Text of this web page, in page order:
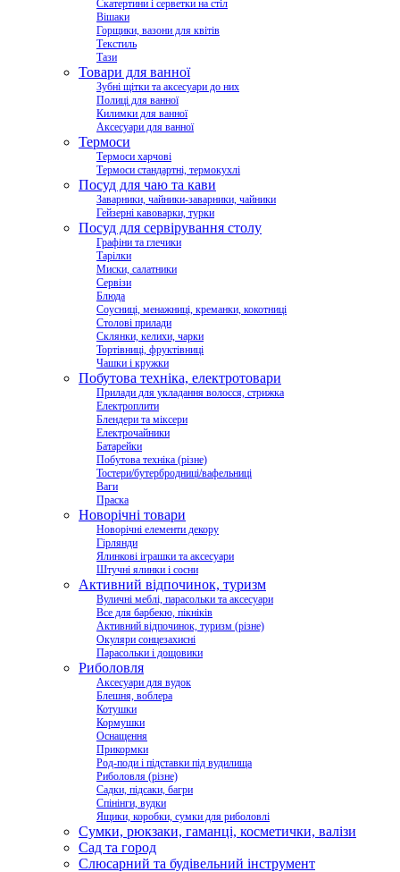
Скатертини і серветки на стіл
Вішаки
Горщики, вазони для квітів
Текстиль
Тази
Товари для ванної
Зубні щітки та аксесуари до них
Полиці для ванної
Килимки для ванної
Аксесуари для ванної
Термоси
Термоси харчові
Термоси стандартні, термокухлі
Посуд для чаю та кави
Заварники, чайники-заварники, чайники
Гейзерні кавоварки, турки
Посуд для сервірування столу
Графіни та глечики
Тарілки
Миски, салатники
Сервізи
Блюда
Соусниці, менажниці, креманки, кокотниці
Столові прилади
Склянки, келихи, чарки
Тортівниці, фруктівниці
Чашки і кружки
Побутова техніка, електротовари
Прилади для укладання волосся, стрижка
Електроплити
Блендери та міксери
Електрочайники
Батарейки
Побутова техніка (різне)
Тостери/бутербродниці/вафельниці
Ваги
Праска
Новорічні товари
Новорічні елементи декору
Гірлянди
Ялинкові іграшки та аксесуари
Штучні ялинки і сосни
Активний відпочинок, туризм
Вуличні меблі, парасольки та аксесуари
Все для барбекю, пікніків
Активний відпочинок, туризм (різне)
Окуляри сонцезахисні
Парасольки і дощовики
Риболовля
Аксесуари для вудок
Блешня, воблера
Котушки
Кормушки
Оснащення
Прикормки
Род-поди і підставки під вудилища
Риболовля (різне)
Садки, підсаки, багри
Спінінги, вудки
Ящики, коробки, сумки для риболовлі
Сумки, рюкзаки, гаманці, косметички, валізи
Сад та город
Слюсарний та будівельний інструмент